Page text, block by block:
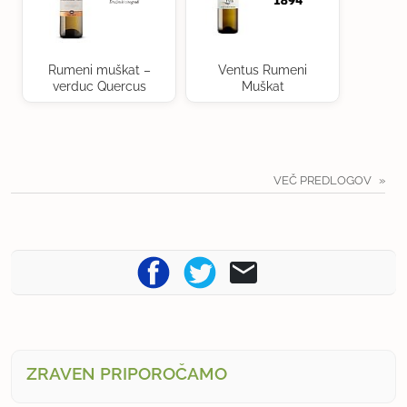
Rumeni muškat –
verduc Quercus
Ventus Rumeni
Muškat
VEČ PREDLOGOV
ZRAVEN PRIPOROČAMO